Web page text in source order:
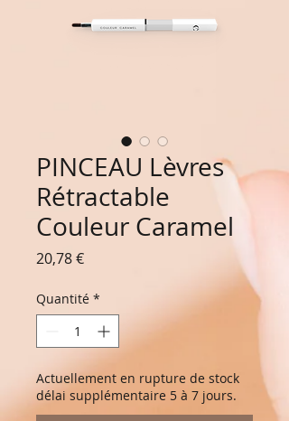
PINCEAU Lèvres
Rétractable
Couleur Caramel
20,78 €Prix
Quantité *
Actuellement en rupture de stock
délai supplémentaire 5 à 7 jours.